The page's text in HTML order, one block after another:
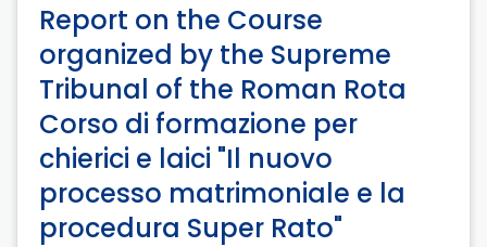
Report on the Course
organized by the Supreme
Tribunal of the Roman Rota
Corso di formazione per
chierici e laici "Il nuovo
processo matrimoniale e la
procedura Super Rato"